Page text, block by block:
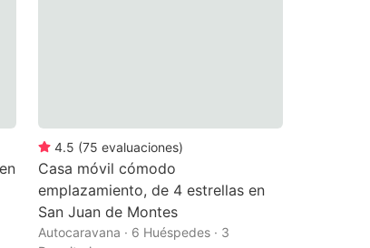
4.5 (75 evaluaciones)
Casa móvil cómodo
emplazamiento, de 4 estrellas en
San Juan de Montes
Autocaravana · 6 Huéspedes · 3